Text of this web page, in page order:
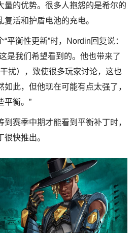
量的优势。很多人抱怨的是希尔的
活和护盾电池的充电。
平衡性更新”时，Nordin回复说：
是我们希望看到的。他也带来了
扰），致使很多玩家讨论，这也
此，但他现在可能有点太强了，
平衡。”
赛季中期才能看到平衡补丁时，
快推出。